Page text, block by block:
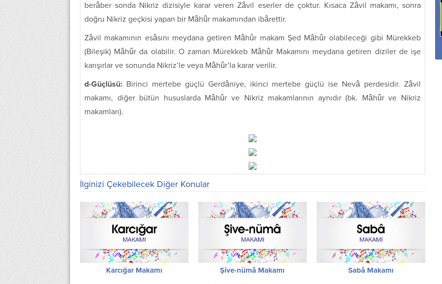
berâber sonda Nikriz dizisiyle karar veren Zâvil eserler de çoktur. Kısaca Zâvil makamı, sonra
doğru Nikriz geçkisi yapan bir Mâhûr makamından ibârettir.
Zâvil makamının esâsını meydana getiren Mâhûr makam Şed Mâhûr olabileceği gibi Mürekkeb
(Bileşik) Mâhûr da olabilir. O zaman Mürekkeb Mâhûr Makamını meydana getiren diziler de işe
karışırlar ve sonunda Nikriz’le veya Mâhûr’la karar verilir.
d-Güçlüsü: Birinci mertebe güçlü Gerdâniye, ikinci mertebe güçlü ise Nevâ perdesidir. Zâvil
makamı, diğer bütün hususlarda Mâhûr ve Nikriz makamlarının aynıdır (bk. Mâhûr ve Nikriz
makamları).
İlginizi Çekebilecek Diğer Konular
Karcığar Makamı Şive-nümâ Makamı Sabâ Makamı
Sana Dün Bir
Tepeden Baktım Aziz
Sana Nerden Gönül
Verdim
Hatırla Ey Gönül Hoş
Geçen Demi